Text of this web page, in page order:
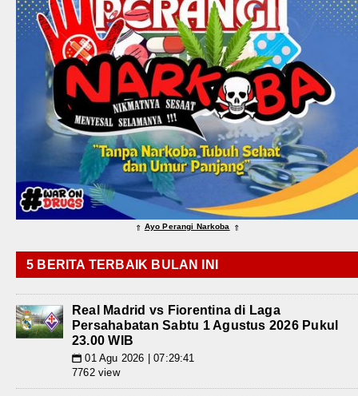
⇑ Ayo Perangi Narkoba ⇑
5 BERITA TERBAIK BULAN INI
Real Madrid vs Fiorentina di Laga
Persahabatan Sabtu 1 Agustus 2026 Pukul
23.00 WIB
📅 01 Agu 2026 | 07:29:41
7762 view